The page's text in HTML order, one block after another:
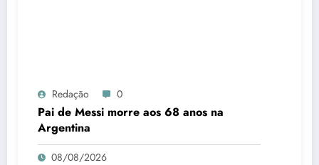
Redação 0
Pai de Messi morre aos 68 anos na
Argentina
08/08/2026